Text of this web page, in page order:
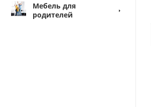
Мебель для
родителей